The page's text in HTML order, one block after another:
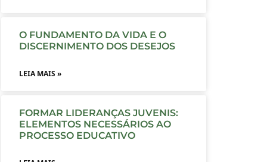
O FUNDAMENTO DA VIDA E O
DISCERNIMENTO DOS DESEJOS
LEIA MAIS »
FORMAR LIDERANÇAS JUVENIS:
ELEMENTOS NECESSÁRIOS AO
PROCESSO EDUCATIVO